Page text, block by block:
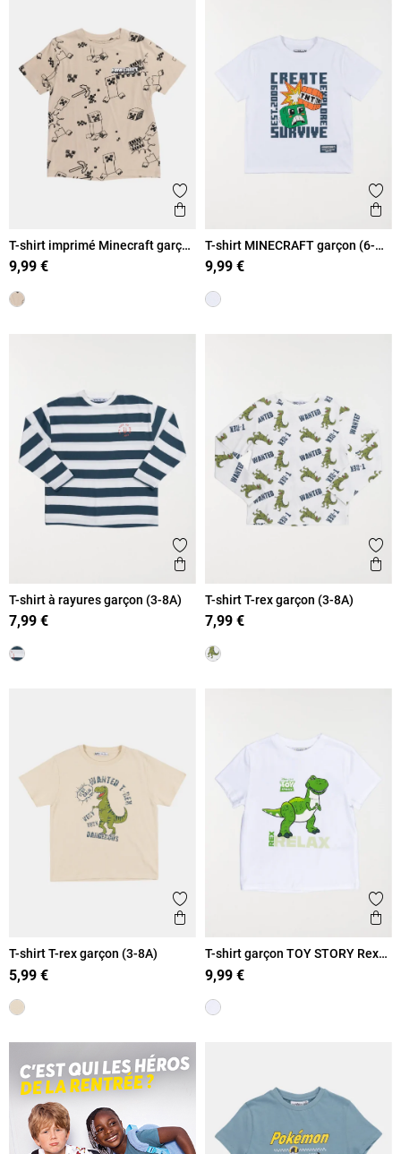
Ajouter aux favoris
Aperçu rapide
T-shirt imprimé Minecraft garçon
(6-12A)
9,99 €
T-shirt MINECRAFT garçon (6-
12A)
9,99 €
Ajouter aux favoris
Aperçu rapide
T-shirt à rayures garçon (3-8A)
7,99 €
T-shirt T-rex garçon (3-8A)
7,99 €
Ajouter aux favoris
Aperçu rapide
T-shirt T-rex garçon (3-8A)
5,99 €
T-shirt garçon TOY STORY Rex
(3-8A)
9,99 €